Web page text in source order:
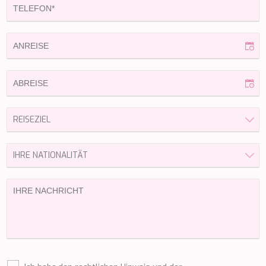
MIA RAMA
MILOS AT SEA
MINDFULNESS
MIO BARCO
MIRAVAL
MISS B
MISS CHRISTINE
MOONLIGHT
MRS L
MYRA